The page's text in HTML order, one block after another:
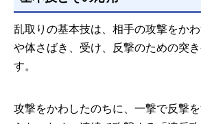
乱取りの基本技は、相手の攻撃をか
や体さばき、受け、反撃のための突
す。
攻撃をかわしたのちに、一撃で反撃